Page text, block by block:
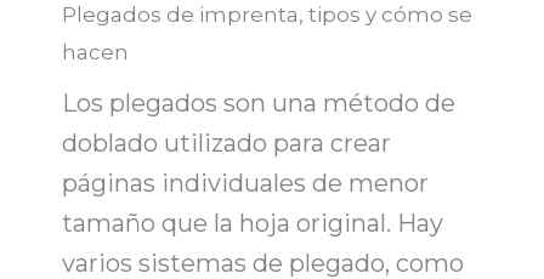
Plegados de imprenta, tipos y cómo se
hacen
Los plegados son una método de
doblado utilizado para crear
páginas individuales de menor
tamaño que la hoja original. Hay
varios sistemas de plegado, como